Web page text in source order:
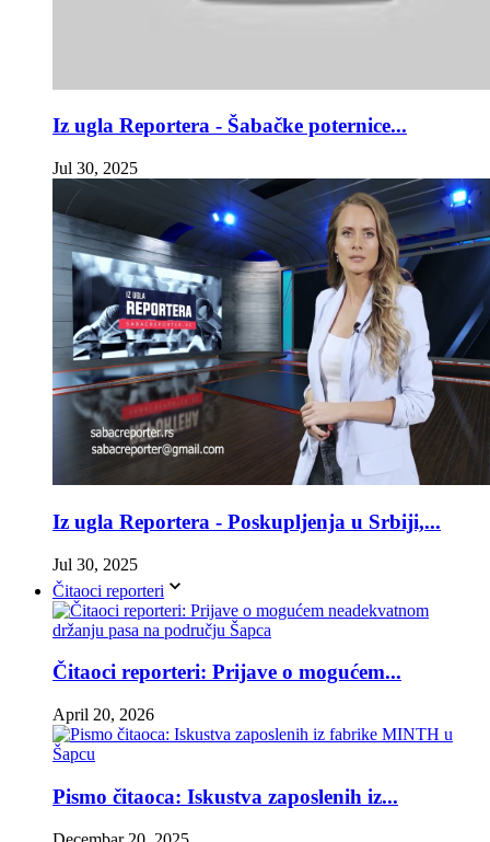
Iz ugla Reportera - Šabačke poternice...
Jul 30, 2025
Iz ugla Reportera - Poskupljenja u Srbiji,...
Jul 30, 2025
Čitaoci reporteri
Čitaoci reporteri: Prijave o mogućem...
April 20, 2026
Pismo čitaoca: Iskustva zaposlenih iz...